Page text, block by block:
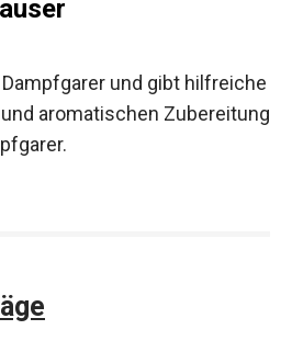
und gibt hilfreiche
aromatischen Zubereitung